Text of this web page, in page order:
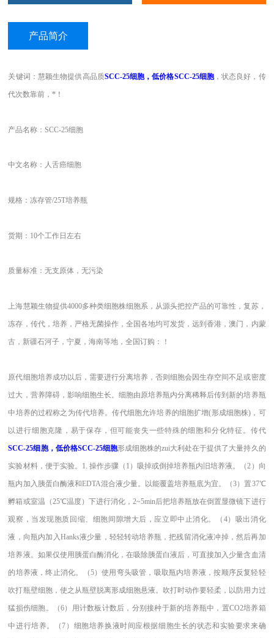
产品简介
关键词：慧颖生物提供高品质SCC-25细胞，低价格SCC-25细胞，状态良好，传
代次数靠前，*！
产品名称：SCC-25细胞
中文名称：人舌癌细胞
规格：冻存管/25T培养瓶
货期：10个工作日左右
质量标准：无支原体，无污染
上海慧颖生物提供4000多种类细胞株细胞系，从源头把控产品的可靠性，复苏，
冻存，传代，培养，严格无菌操作，全国各地均可发货，远到香港，澳门，内蒙
古，新疆石河子，宁夏，海南等地，全国订购：！
原代细胞培养成功以后，需要进行分离培养，否则细胞会因生存空间不足或密度
过大，营养障碍，影响细胞生长。细胞由原培养瓶内分离稀释后传到新的培养瓶
中培养的过程称之为传代培养。传代细胞允许培养的细胞扩增(形成细胞株)，可
以进行细胞克隆，易于保存，但可能丧失一些特殊的细胞和分化特征。传代
SCC-25细胞，低价格SCC-25细胞形成细胞株的zui大利处在于提供了大量持久的
实验材料，便于实验。1. 操作步骤（1）吸掉或倒掉培养瓶内旧培养液。（2）向
瓶内加入胰蛋白酶液和EDTA混合液少量。以能覆盖培养瓶底为宜。（3）置37℃
孵箱或室温（25℃温度）下进行消化，2~5min后把培养瓶放在倒置显微镜下进行
观察，当发现胞质回缩、细胞间隙增大后，应立即中止消化。（4）吸出消化
液，向瓶内加入Hanks液少量，轻轻转动培养瓶，把残留消化液冲掉，然后再加
培养液。如果仅使用胰蛋白酶消化，在吸除胰蛋白液后，可直接加入少量含血清
的培养液，终止消化。（5）使用弯头吸管，吸取瓶内培养液，按顺序反复轻轻
吹打瓶壁细胞，使之从瓶壁脱离形成细胞悬液。吹打时动作要轻柔，以防用力过
猛损伤细胞。（6）用计数板计数后，分别接种于新的培养瓶中，置CO2培养箱
中进行培养。（7）细胞培养换液时间应根据细胞生长的状态和实验要求来确